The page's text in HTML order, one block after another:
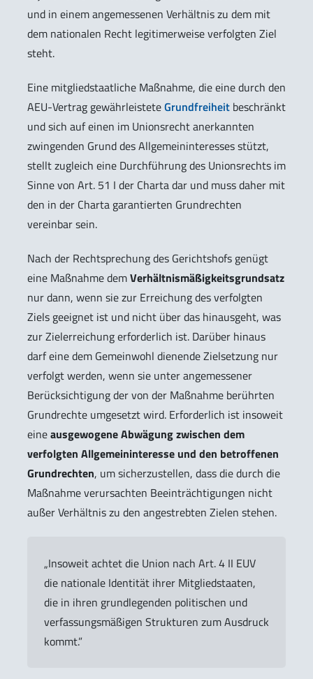
und in einem angemessenen Verhältnis zu dem mit
dem nationalen Recht legitimerweise verfolgten Ziel
steht.
Eine mitgliedstaatliche Maßnahme, die eine durch den
AEU-Vertrag gewährleisteteGrundfreiheit beschränkt
und sich auf einen im Unionsrecht anerkannten
zwingenden Grund des Allgemeininteresses stützt,
stellt zugleich eine Durchführung des Unionsrechts im
Sinne von Art. 51 I der Charta dar und muss daher mit
den in der Charta garantierten Grundrechten
vereinbar sein.
Nach der Rechtsprechung des Gerichtshofs genügt
eine Maßnahme demVerhältnismäßigkeitsgrundsatz
nur dann, wenn sie zur Erreichung des verfolgten
Ziels geeignet ist und nicht über das hinausgeht, was
zur Zielerreichung erforderlich ist. Darüber hinaus
darf eine dem Gemeinwohl dienende Zielsetzung nur
verfolgt werden, wenn sie unter angemessener
Berücksichtigung der von der Maßnahme berührten
Grundrechte umgesetzt wird. Erforderlich ist insoweit
eineausgewogene Abwägung zwischen dem
verfolgten Allgemeininteresse und den betroffenen
Grundrechten, um sicherzustellen, dass die durch die
Maßnahme verursachten Beeinträchtigungen nicht
außer Verhältnis zu den angestrebten Zielen stehen.
„Insoweit achtet die Union nach Art. 4 II EUV
die nationale Identität ihrer Mitgliedstaaten,
die in ihren grundlegenden politischen und
verfassungsmäßigen Strukturen zum Ausdruck
kommt.”